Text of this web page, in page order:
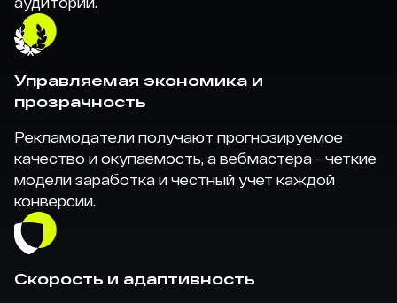
Управляемая экономика и
прозрачность
Рекламодатели получают прогнозируемое
качество и окупаемость, а вебмастера - четкие
модели заработка и честный учет каждой
конверсии.
Скорость и адаптивность